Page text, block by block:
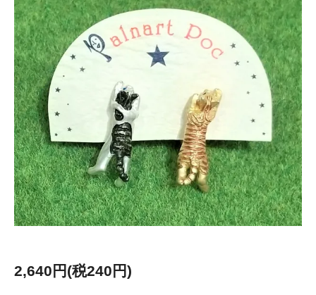
2,640円(税240円)